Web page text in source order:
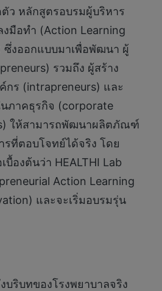
ตัว หลักสูตรอบรมผู้บริหาร
งมือทำ (Action Learning
ซึ่งออกแบบมาเพื่อพัฒนา ผู้
รวมถึง ผู้สร้าง
กร (intrapreneurs) และ
ภาคธุรกิจ (corporate
ให้สามารถพัฒนาผลิตภัณฑ์
ที่ตอบโจทย์ได้จริง โดย
องต้นว่า HEALTHI Lab
Action Learning
และจะเริ่มอบรมรุ่น
บทของโรงพยาบาลจริง